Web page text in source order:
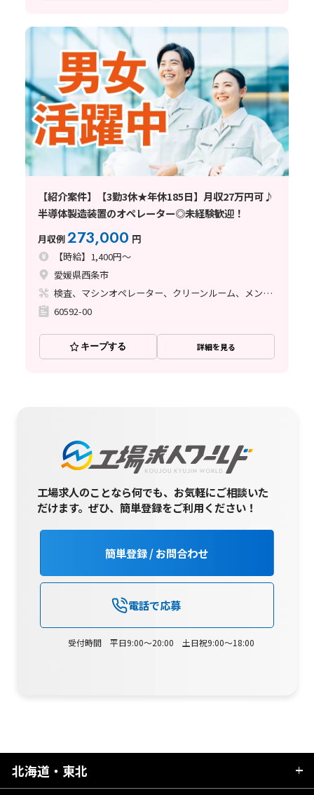
【紹介案件】【3勤3休★年休185日】月収27万円可♪
半導体製造装置のオペレーター◎未経験歓迎！
月収例273,000 円
【時給】1,400円～
愛媛県西条市
検査、マシンオペレーター、クリーンルーム、メンテナンス・保全
60592-00
キープする 詳細を見る
工場求人のことなら何でも、お気軽にご相談いた
だけます。ぜひ、簡単登録をご利用ください！
簡単登録 / お問合わせ
電話で応募
受付時間 平日9:00～20:00 土日祝9:00～18:00
北海道・東北